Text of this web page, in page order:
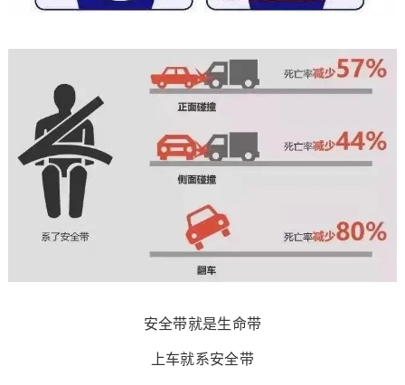
安全带就是生命带
上车就系安全带